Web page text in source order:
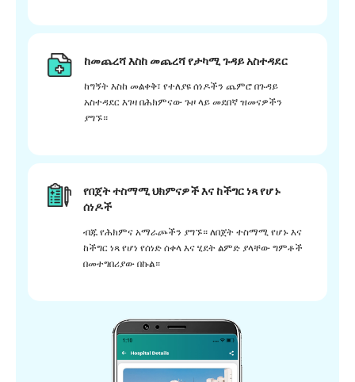
ከመጨረሻ እስከ መጨረሻ የታካሚ ጉዳይ አስተዳደር
ከግኝት እስከ መልቀቅ፣ የተለያዩ ሰነዶችን ጨምሮ በጉዳይ
አስተዳደር እገዛ በሕክምናው ጉዞ ላይ መደበኛ ዝመናዎችን
ያግኙ።
የበጀት ተስማሚ ህክምናዎች እና ከችግር ነጻ የሆኑ
ሰነዶች
ብጁ የሕክምና አማራጮችን ያግኙ። ለበጀት ተስማሚ የሆኑ እና
ከችግር ነጻ የሆነ የሰነድ ሰቀላ እና ሂደት ልምድ ያላቸው ግምቶች
በመተግበሪያው በኩል።